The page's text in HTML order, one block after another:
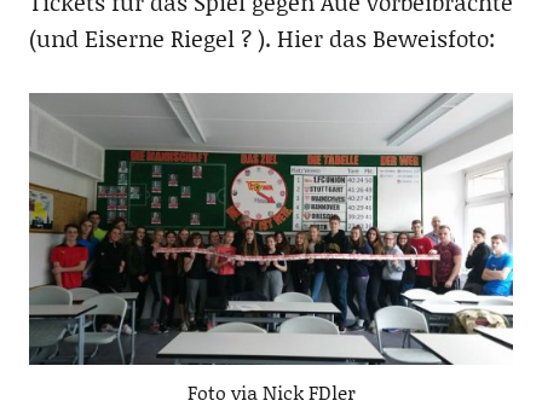
(und Eiserne Riegel ? ). Hier das Beweisfoto:
Foto via Nick FDler